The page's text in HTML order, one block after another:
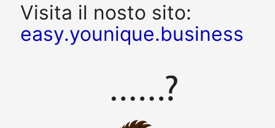
Visita il nosto sito:
easy.younique.business